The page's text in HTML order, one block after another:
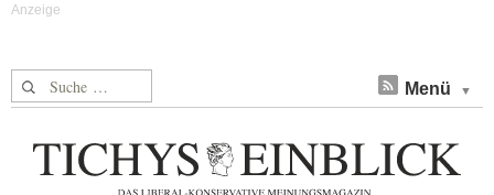
Suche nach: Menü